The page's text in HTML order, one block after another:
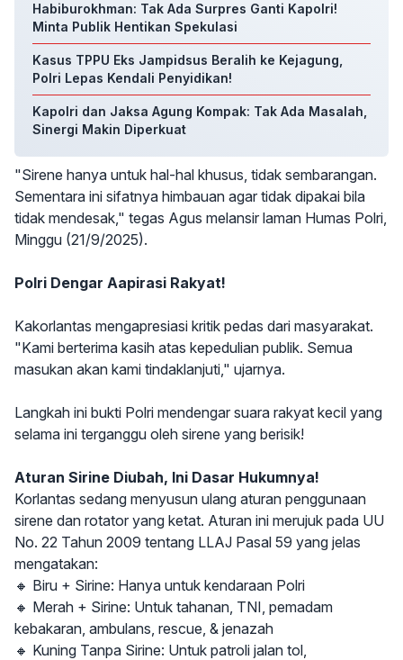
Habiburokhman: Tak Ada Surpres Ganti Kapolri!
Minta Publik Hentikan Spekulasi
Kasus TPPU Eks Jampidsus Beralih ke Kejagung,
Polri Lepas Kendali Penyidikan!
Kapolri dan Jaksa Agung Kompak: Tak Ada Masalah,
Sinergi Makin Diperkuat
"Sirene hanya untuk hal-hal khusus, tidak sembarangan.
Sementara ini sifatnya himbauan agar tidak dipakai bila
tidak mendesak," tegas Agus melansir laman Humas Polri,
Minggu (21/9/2025).
Polri Dengar Aapirasi Rakyat!
Kakorlantas mengapresiasi kritik pedas dari masyarakat.
"Kami berterima kasih atas kepedulian publik. Semua
masukan akan kami tindaklanjuti," ujarnya.
Langkah ini bukti Polri mendengar suara rakyat kecil yang
selama ini terganggu oleh sirene yang berisik!
Aturan Sirine Diubah, Ini Dasar Hukumnya!
Korlantas sedang menyusun ulang aturan penggunaan
sirene dan rotator yang ketat. Aturan ini merujuk pada UU
No. 22 Tahun 2009 tentang LLAJ Pasal 59 yang jelas
mengatakan:
🔸 Biru + Sirine: Hanya untuk kendaraan Polri
🔸 Merah + Sirine: Untuk tahanan, TNI, pemadam
kebakaran, ambulans, rescue, & jenazah
🔸 Kuning Tanpa Sirine: Untuk patroli jalan tol,